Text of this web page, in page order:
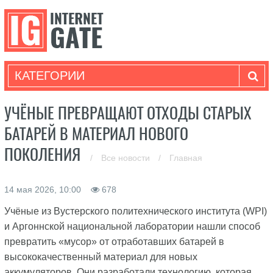
КАТЕГОРИИ
УЧЁНЫЕ ПРЕВРАЩАЮТ ОТХОДЫ СТАРЫХ
БАТАРЕЙ В МАТЕРИАЛ НОВОГО
ПОКОЛЕНИЯ
/ Все новости / Главная
14 мая 2026, 10:00 678
Учёные из Вустерского политехнического института (WPI)
и Аргоннской национальной лаборатории нашли способ
превратить «мусор» от отработавших батарей в
высококачественный материал для новых